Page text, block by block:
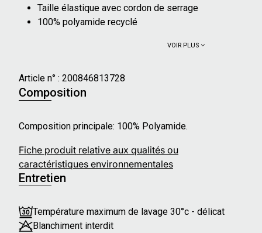
Taille élastique avec cordon de serrage
100% polyamide recyclé
VOIR PLUS
Article n° : 200846813728
Composition
Composition principale: 100% Polyamide.
Fiche produit relative aux qualités ou
caractéristiques environnementales
Entretien
Température maximum de lavage 30°c - délicat
Blanchiment interdit